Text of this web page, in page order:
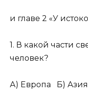
и главе 2 «У
1. В какой части
человек?
А) Европа Б)